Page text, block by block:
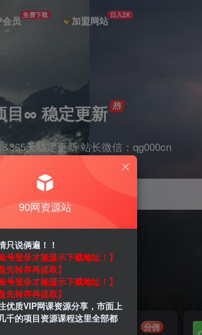
会员 免费下载 加盟网站 日入2K
目∞ 稳定更新
天稳定更新 站长微信：qg000cn
抖音 引流 短视频 带货
群聊 推广赚钱 分佣
90网资源站
只说俩遍！！
号登录才能显示下载地址！】
先转存再提取】
号登录才能显示下载地址！】
先转存再提取】
优质VIP网课资源分享，市面上
千的项目资源课程这里全部都